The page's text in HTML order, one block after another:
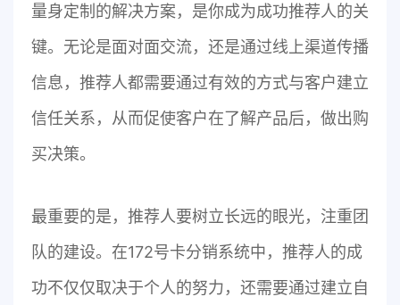
量身定制的解决方案，是你成为成功推荐人的关
键。无论是面对面交流，还是通过线上渠道传播
信息，推荐人都需要通过有效的方式与客户建立
信任关系，从而促使客户在了解产品后，做出购
买决策。
最重要的是，推荐人要树立长远的眼光，注重团
队的建设。在172号卡分销系统中，推荐人的成
功不仅仅取决于个人的努力，还需要通过建立自